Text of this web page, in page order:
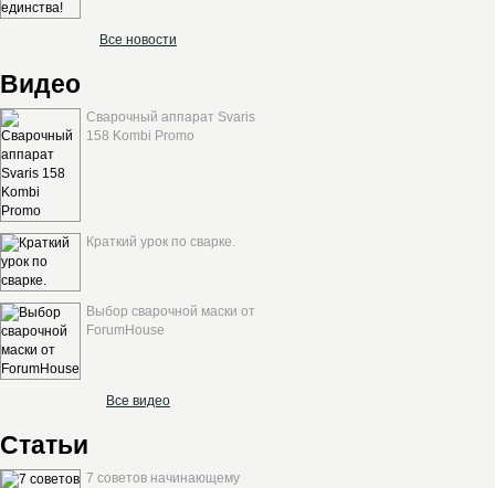
Все новости
Видео
Сварочный аппарат Svaris
158 Kombi Promo
Краткий урок по сварке.
Выбор сварочной маски от
ForumHouse
Все видео
Статьи
7 советов начинающему